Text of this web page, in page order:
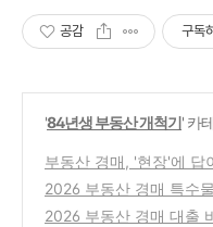
공감 구독
'84년생 부동산 개척기' 카
부동산 경매, '현장'에 답
지키는 깐깐한 임장 가이
2026 부동산 경매 특수
숨은 압도적 수익의 기회
2026 부동산 경매 대출